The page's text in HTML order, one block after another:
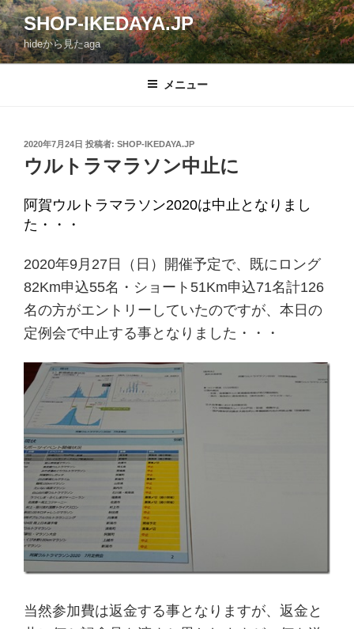
コ
ン
テ
ン
SHOP-IKEDAYA.JP
hideから見たaga
メニュー
投
稿
日:
2020年7月24日 投稿者: SHOP-IKEDAYA.JP
ウルトラマラソン中止に
阿賀ウルトラマラソン2020は中止となりまし
た・・・
2020年9月27日（日）開催予定で、既に ロング
82Km申込55名・ショート51Km申込71名計126
名の方がエントリーしていたのですが、本日の
定例会で中止する事となりました・・・
当然参加費は返金する事となりますが、返金と